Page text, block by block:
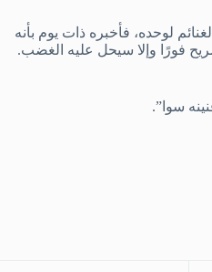
لوحده، فأخبره ذات يوم بأنه
فورًا وإلا سيحل عليه الغضب.
سوا”.